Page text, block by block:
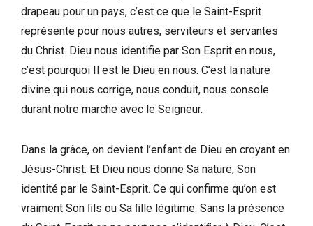
drapeau pour un pays, c’est ce que le Saint-Esprit
représente pour nous autres, serviteurs et servantes
du Christ. Dieu nous identifie par Son Esprit en nous,
c’est pourquoi Il est le Dieu en nous. C’est la nature
divine qui nous corrige, nous conduit, nous console
durant notre marche avec le Seigneur.
Dans la grâce, on devient l’enfant de Dieu en croyant en
Jésus-Christ. Et Dieu nous donne Sa nature, Son
identité par le Saint-Esprit. Ce qui confirme qu’on est
vraiment Son ﬁls ou Sa ﬁlle légitime. Sans la présence